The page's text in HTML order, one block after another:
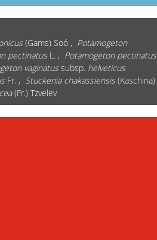
(Gams) Soó , Potamogeton
pectinatusL. , Potamogeton pectinatus
vaginatussubsp. helveticus
Fr. , Stuckenia chakassiensis(Kaschina)
(Fr.) Tzvelev